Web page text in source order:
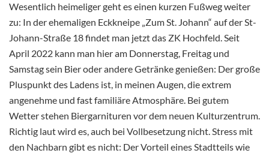
Wesentlich heimeliger geht es einen kurzen Fußweg weiter
zu: In der ehemaligen Eckkneipe „Zum St. Johann“ auf der St-
Johann-Straße 18 findet man jetzt das ZK Hochfeld. Seit
April 2022 kann man hier am Donnerstag, Freitag und
Samstag sein Bier oder andere Getränke genießen: Der große
Pluspunkt des Ladens ist, in meinen Augen, die extrem
angenehme und fast familiäre Atmosphäre. Bei gutem
Wetter stehen Biergarnituren vor dem neuen Kulturzentrum.
Richtig laut wird es, auch bei Vollbesetzung nicht. Stress mit
den Nachbarn gibt es nicht: Der Vorteil eines Stadtteils wie